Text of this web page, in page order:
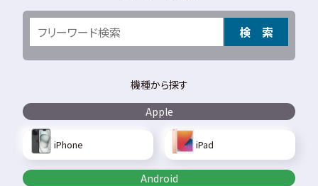
検 索
機種から探す
Apple
iPhone iPad
Android